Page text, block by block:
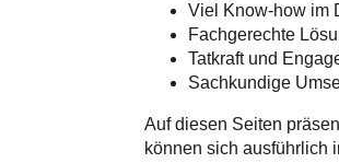
Viel Know-how im
Fachgerechte
Tatkraft und
Sachkundige
Auf diesen Seiten
können sich ausführlich